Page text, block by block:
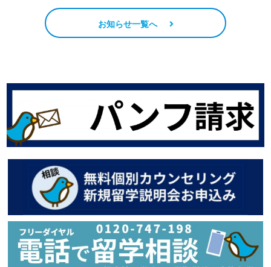
お知らせ一覧へ